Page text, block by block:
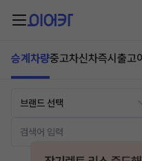
승계차량중고차신차즉시출고